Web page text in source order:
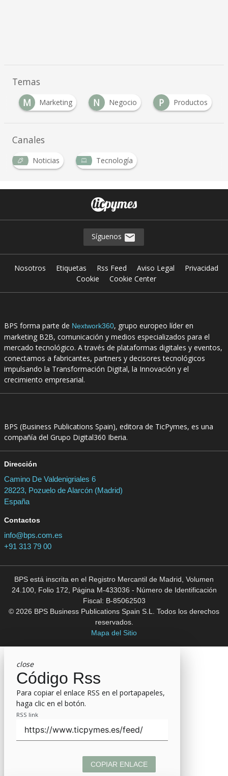
Temas
M Marketing N Negocio P
Productos
Canales
Noticias
Tecnología
Síguenos
Nosotros Etiquetas Rss Feed Aviso Legal
Privacidad
Cookie
Cookie Center
BPS forma parte de Nextwork360, grupo europeo líder en
marketing B2B, comunicación y medios especializados para el
mercado tecnológico. A través de plataformas digitales y eventos,
conectamos a fabricantes, partners y decisores tecnológicos
impulsando la Transformación Digital, la Innovación y el
crecimiento empresarial.
BPS (Business Publications Spain), editora de TicPymes, es una
compañía del Grupo Digital360 Iberia.
Dirección
Camino De Valdenigriales 6
28223, Pozuelo de Alarcón (Madrid)
España
Contactos
info@bps.com.es
+91 313 79 00
BPS está inscrita en el Registro Mercantil de Madrid, Volumen
24.100, Folio 172, Página M-433036 - Número de Identificación
Fiscal: B-85062503
© 2026 BPS Business Publications Spain S.L. Todos los derechos
reservados.
Mapa del Sitio
close
Código Rss
Para copiar el enlace RSS en el portapapeles,
haga clic en el botón.
RSS link
COPIAR ENLACE